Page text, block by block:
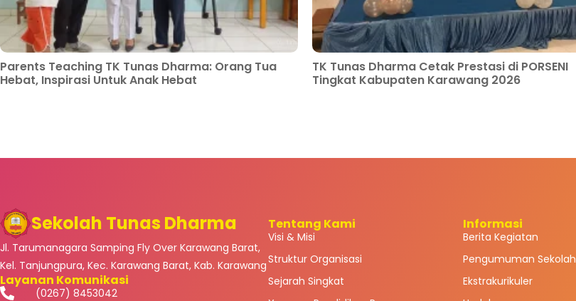
Parents Teaching TK Tunas Dharma: Orang Tua
Hebat, Inspirasi Untuk Anak Hebat
TK Tunas Dharma Cetak Prestasi di PORSENI
Tingkat Kabupaten Karawang 2026
Sekolah Tunas Dharma
Jl. Tarumanagara Samping Fly Over Karawang Barat,
Kel. Tanjungpura, Kec. Karawang Barat, Kab. Karawang
Layanan Komunikasi
(0267) 8453042
Tentang Kami
Visi & Misi
Struktur Organisasi
Sejarah Singkat
Informasi
Berita Kegiatan
Pengumuman Sekolah
Ekstrakurikuler